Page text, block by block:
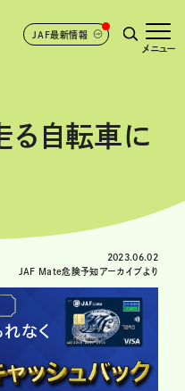
JAF最新情報
メニュー
る自転車に
2023.06.02
JAF Mate危険予知アーカイブより